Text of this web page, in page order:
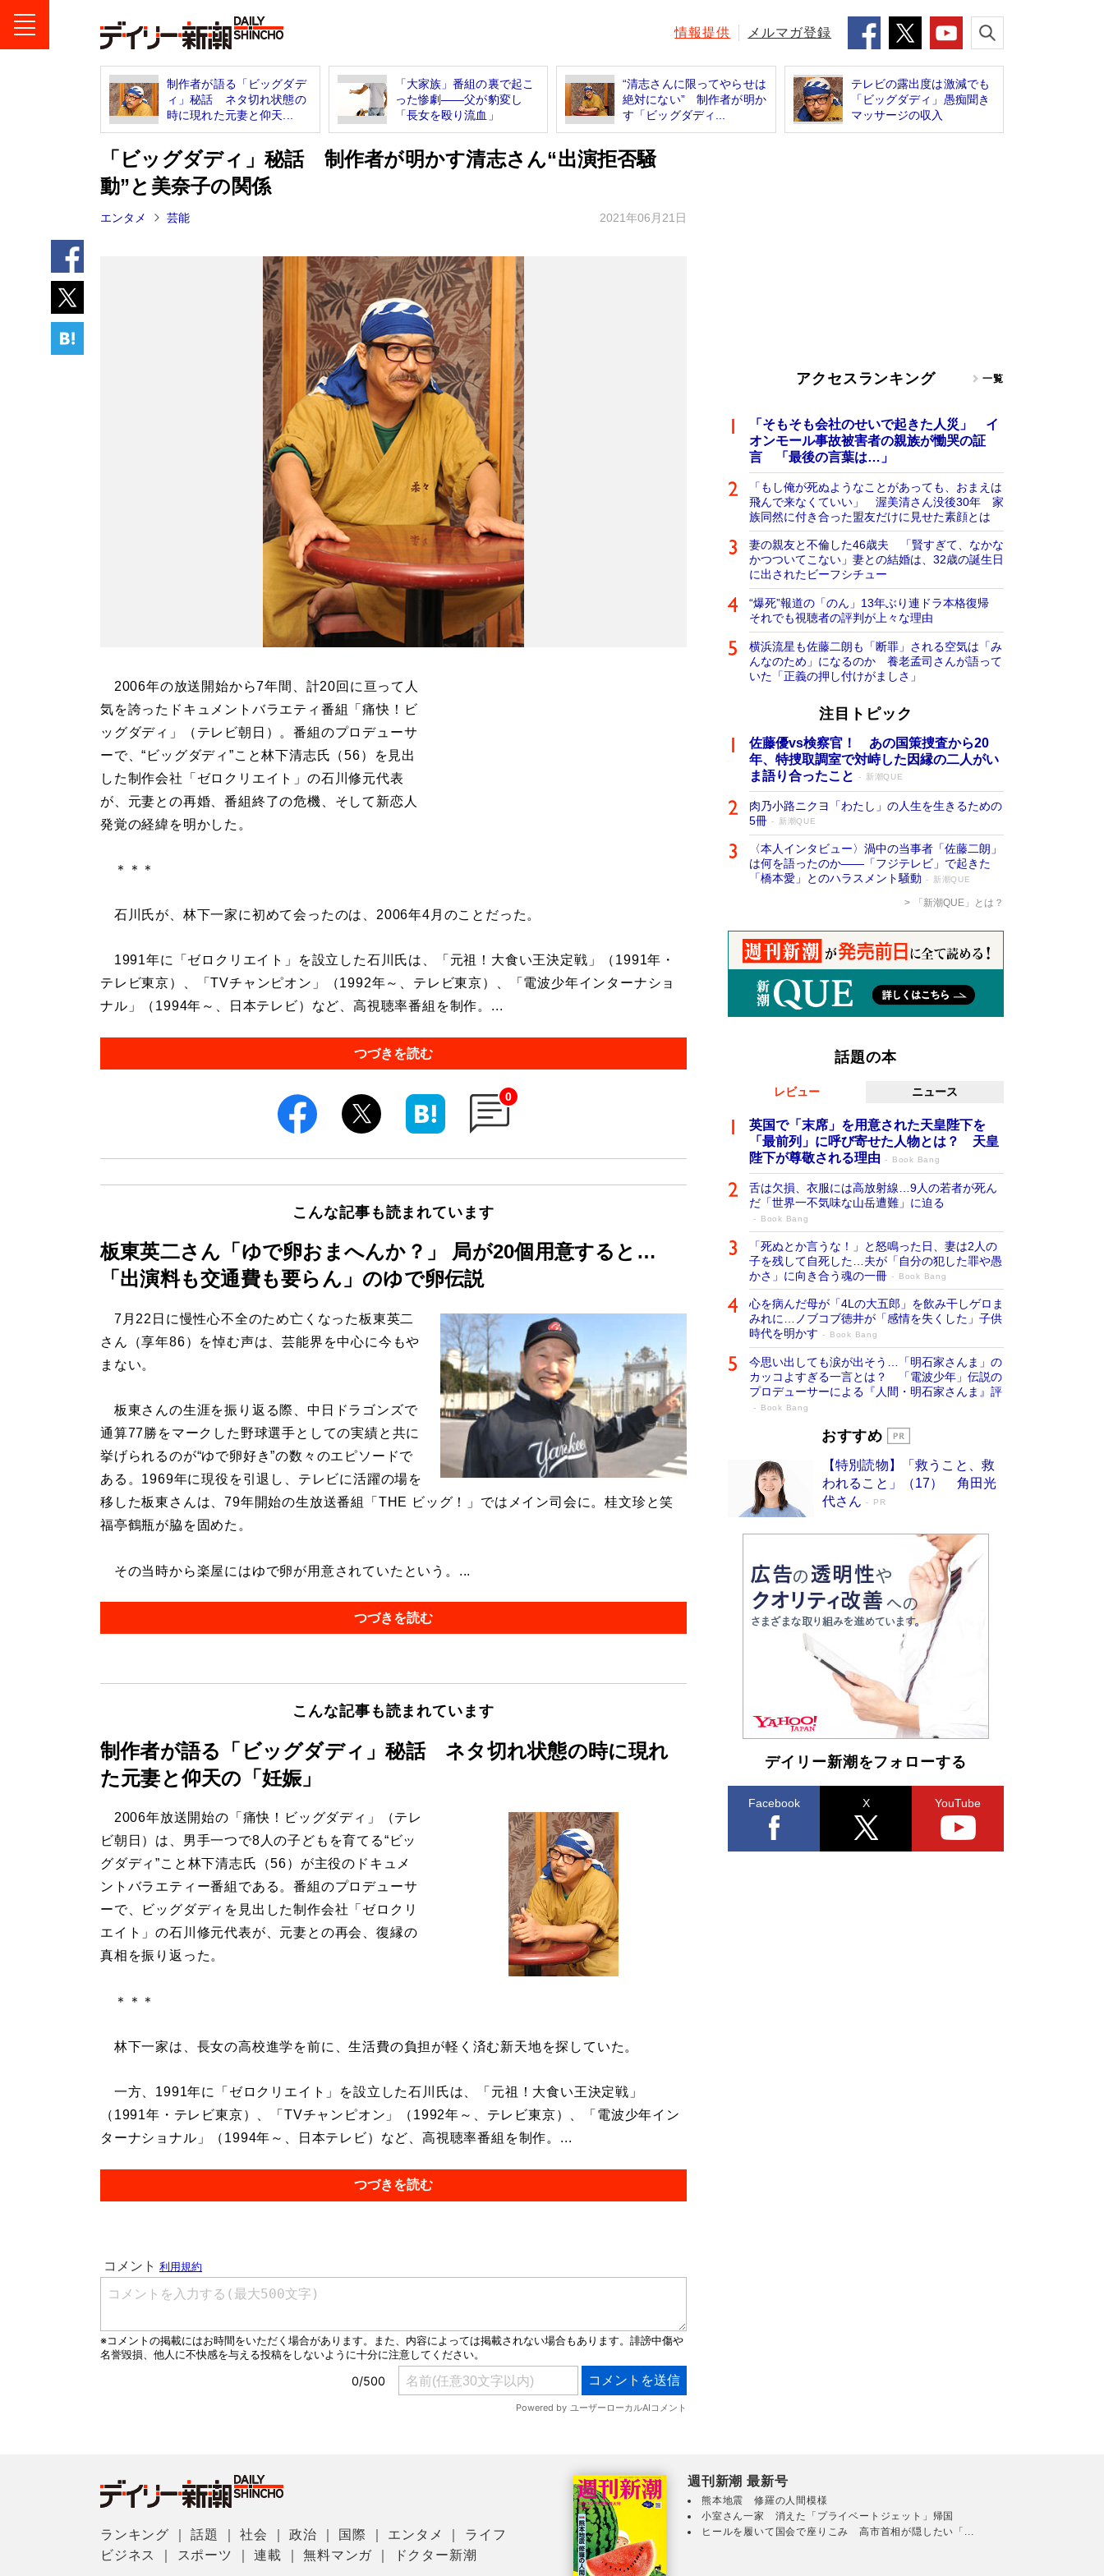
情報提供 メルマガ登録
制作者が語る「ビッグダデ
ィ」秘話 ネタ切れ状態の
時に現れた元妻と仰天...
「大家族」番組の裏で起こ
った惨劇――父が豹変し
「長女を殴り流血」
“清志さんに限ってやらせは
絶対にない” 制作者が明か
す「ビッグダディ...
テレビの露出度は激減でも
「ビッグダディ」愚痴聞き
マッサージの収入
「ビッグダディ」秘話 制作者が明かす清志さん“出演拒否騒
動”と美奈子の関係
エンタメ 芸能 2021年06月21日
2006年の放送開始から7年間、計20回に亘って人
気を誇ったドキュメントバラエティ番組「痛快！ビ
ッグダディ」（テレビ朝日）。番組のプロデューサ
ーで、“ビッグダディ”こと林下清志氏（56）を見出
した制作会社「ゼロクリエイト」の石川修元代表
が、元妻との再婚、番組終了の危機、そして新恋人
発覚の経緯を明かした。
＊＊＊
石川氏が、林下一家に初めて会ったのは、2006年4月のことだった。
1991年に「ゼロクリエイト」を設立した石川氏は、「元祖！大食い王決定戦」（1991年・
テレビ東京）、「TVチャンピオン」（1992年～、テレビ東京）、「電波少年インターナショ
ナル」（1994年～、日本テレビ）など、高視聴率番組を制作。...
つづきを読む
0
こんな記事も読まれています
板東英二さん「ゆで卵おまへんか？」 局が20個用意すると…
「出演料も交通費も要らん」のゆで卵伝説
7月22日に慢性心不全のため亡くなった板東英二
さん（享年86）を悼む声は、芸能界を中心に今もや
まない。
板東さんの生涯を振り返る際、中日ドラゴンズで
通算77勝をマークした野球選手としての実績と共に
挙げられるのが“ゆで卵好き”の数々のエピソードで
ある。1969年に現役を引退し、テレビに活躍の場を
移した板東さんは、79年開始の生放送番組「THE ビッグ！」ではメイン司会に。桂文珍と笑
福亭鶴瓶が脇を固めた。
その当時から楽屋にはゆで卵が用意されていたという。...
つづきを読む
こんな記事も読まれています
制作者が語る「ビッグダディ」秘話 ネタ切れ状態の時に現れ
た元妻と仰天の「妊娠」
2006年放送開始の「痛快！ビッグダディ」（テレ
ビ朝日）は、男手一つで8人の子どもを育てる“ビッ
グダディ”こと林下清志氏（56）が主役のドキュメ
ントバラエティー番組である。番組のプロデューサ
ーで、ビッグダディを見出した制作会社「ゼロクリ
エイト」の石川修元代表が、元妻との再会、復縁の
真相を振り返った。
＊＊＊
林下一家は、長女の高校進学を前に、生活費の負担が軽く済む新天地を探していた。
一方、1991年に「ゼロクリエイト」を設立した石川氏は、「元祖！大食い王決定戦」
（1991年・テレビ東京）、「TVチャンピオン」（1992年～、テレビ東京）、「電波少年イン
ターナショナル」（1994年～、日本テレビ）など、高視聴率番組を制作。...
つづきを読む
アクセスランキング 一覧
「そもそも会社のせいで起きた人災」 イ
オンモール事故被害者の親族が慟哭の証
言 「最後の言葉は…」
「もし俺が死ぬようなことがあっても、おまえは
飛んで来なくていい」 渥美清さん没後30年 家
族同然に付き合った盟友だけに見せた素顔とは
妻の親友と不倫した46歳夫 「賢すぎて、なかな
かつついてこない」妻との結婚は、32歳の誕生日
に出されたビーフシチュー
“爆死”報道の「のん」13年ぶり連ドラ本格復帰
それでも視聴者の評判が上々な理由
横浜流星も佐藤二朗も「断罪」される空気は「み
んなのため」になるのか 養老孟司さんが語って
いた「正義の押し付けがましさ」
注目トピック
佐藤優vs検察官！ あの国策捜査から20
年、特捜取調室で対峙した因縁の二人がい
ま語り合ったこと
新潮QUE
肉乃小路ニクヨ「わたし」の人生を生きるための
5冊
新潮QUE
〈本人インタビュー〉渦中の当事者「佐藤二朗」
は何を語ったのか――「フジテレビ」で起きた
「橋本愛」とのハラスメント騒動
新潮QUE
「新潮QUE」とは？
話題の本
レビュー ニュース
英国で「末席」を用意された天皇陛下を
「最前列」に呼び寄せた人物とは？ 天皇
陛下が尊敬される理由
Book Bang
舌は欠損、衣服には高放射線…9人の若者が死ん
だ「世界一不気味な山岳遭難」に迫る
Book Bang
「死ぬとか言うな！」と怒鳴った日、妻は2人の
子を残して自死した…夫が「自分の犯した罪や愚
かさ」に向き合う魂の一冊
Book Bang
心を病んだ母が「4Lの大五郎」を飲み干しゲロま
みれに…ノブコブ徳井が「感情を失くした」子供
時代を明かす
Book Bang
今思い出しても涙が出そう…「明石家さんま」の
カッコよすぎる一言とは？ 「電波少年」伝説の
プロデューサーによる『人間・明石家さんま』評
Book Bang
「宇宙兄弟」最終46巻がベストセラー1
物語に幕 特装版には「宇宙で描かれたマ
ンガ」も収録
Book Bang
美輪明宏 晩年の回答を集めた『ほほえんで生き
「『火垂るの墓』は、大嘘である」原作者が抱き
続けた“自責の念”とは…「自己憐憫は描きたくな
い」監督が徹底的にこだわったこと（後編） #
戦争の記憶
Book Bang
入社10年目にして最下位の営業がトップに大逆
転 上司の“意外な一言”から生まれた「雑談のテ
Book Bang
皇室はなぜ世界から尊敬されているのか？ 「天
皇陛下はお元気でおられるか」がサウジ国王の第
一声になる理由
おすすめ
【特別読物】「救うこと、救
われること」（17） 角田光
代さん
PR
デイリー新潮をフォローする
Facebook X YouTube
ランキング ｜話題 ｜社会 ｜政治 国際 エンタメ
ライフ
ビジネス
スポーツ ｜連載 ｜無料マンガ ドクター新潮
週刊新潮 最新号
熊本地震 修羅の人間模様
小室さん一家 消えた「プライベートジェット」帰国
ヒールを履いて国会で座りこみ 高市首相が隠したい「...